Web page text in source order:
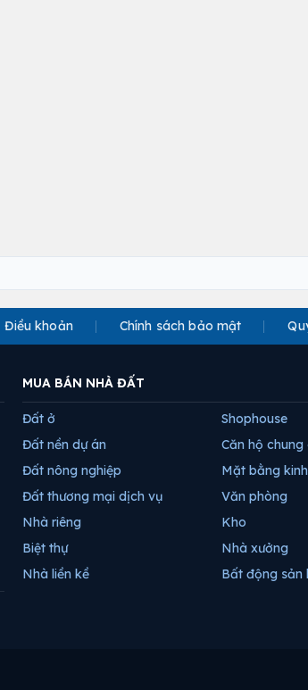
Điều khoản Chính sách bảo mật
MUA BÁN NHÀ ĐẤT
Đất ở
Đất nền dự án
Đất nông nghiệp
Đất thương mại dịch vụ
Nhà riêng
Biệt thự
Nhà liền kề
Shophouse
Căn hộ chung
Mặt bằng
Văn phòng
Kho
Nhà xưởng
Bất động sản